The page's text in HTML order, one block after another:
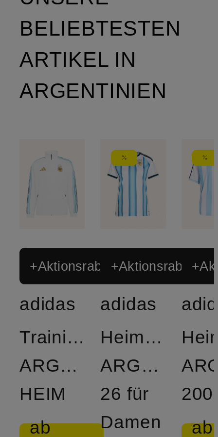
BELIEBTESTEN
ARTIKEL IN
ARGENTINIEN
+Aktionsrabatt
adidas
Trainingsjacke
ARGENTINIEN
HEIM
ab
+Aktionsrabatt
adidas
Heimtrikot
ARGENTINA
26 für
Damen
ab